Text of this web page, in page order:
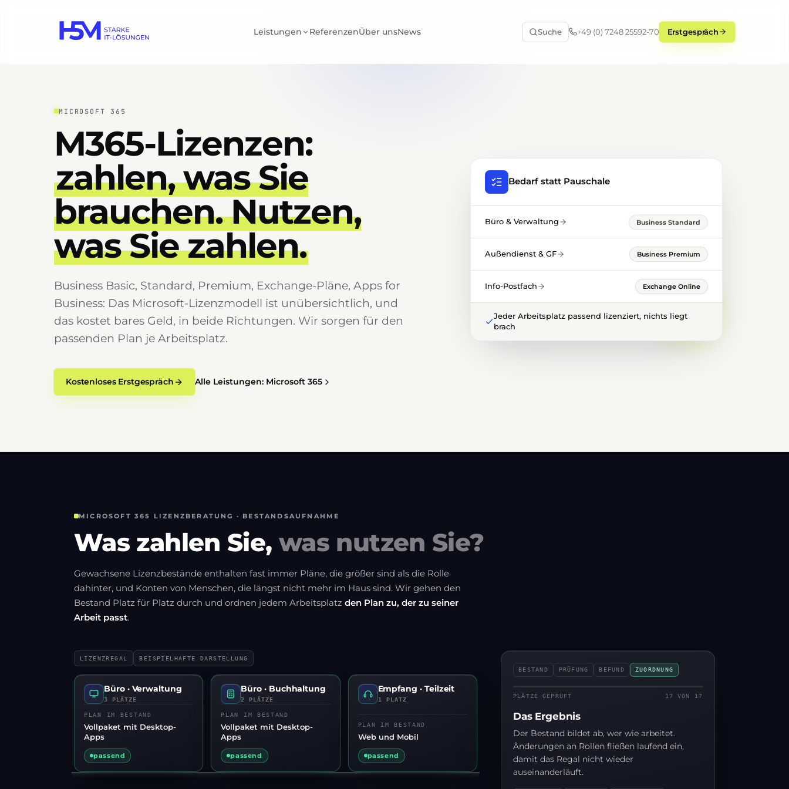
Leistungen ReferenzenÜber unsNews Suche +49 (0) 7248 25592-70 Erstgespräch
MICROSOFT 365
M365-Lizenzen:
zahlen, was Sie
brauchen. Nutzen,
was Sie zahlen.
Business Basic, Standard, Premium, Exchange-Pläne, Apps for
Business: Das Microsoft-Lizenzmodell ist unübersichtlich, und
das kostet bares Geld, in beide Richtungen. Wir sorgen für den
passenden Plan je Arbeitsplatz.
Kostenloses Erstgespräch Alle Leistungen: Microsoft 365
Bedarf statt Pauschale
Büro & Verwaltung Business Standard
Außendienst & GF Business Premium
Info-Postfach Exchange Online
Jeder Arbeitsplatz passend lizenziert, nichts liegt
brach
MICROSOFT 365 LIZENZBERATUNG · BESTANDSAUFNAHME
Was zahlen Sie, was nutzen Sie?
Gewachsene Lizenzbestände enthalten fast immer Pläne, die größer sind als die Rolle
dahinter, und Konten von Menschen, die längst nicht mehr im Haus sind. Wir gehen den
Bestand Platz für Platz durch und ordnen jedem Arbeitsplatz den Plan zu, der zu seiner
Arbeit passt.
LIZENZREGAL BEISPIELHAFTE DARSTELLUNG
Büro · Verwaltung
3 PLÄTZE
PLAN IM BESTAND
Vollpaket mit Desktop-
Apps
passend
Büro · Buchhaltung
2 PLÄTZE
PLAN IM BESTAND
Vollpaket mit Desktop-
Apps
passend
Empfang · Teilzeit
1 PLATZ
PLAN IM BESTAND
Web und Mobil
passend
BESTAND PRÜFUNG BEFUND ZUORDNUNG
PLÄTZE GEPRÜFT 17 VON 17
Der Bestand, wie er ist
Sechs Arbeitsplatz-Typen, so lizenziert, wie sie
über die Jahre gewachsen sind. Niemand hat
sie je gegeneinander gehalten.
Das Ergebnis
Der Bestand bildet ab, wer wie arbeitet.
Änderungen an Rollen fließen laufend ein,
damit das Regal nicht wieder
auseinanderläuft.